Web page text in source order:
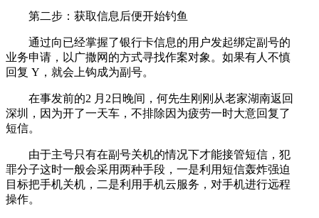
第二步：获取信息后便开始钓鱼
通过向已经掌握了银行卡信息的用户发起绑定副号的
业务申请，以广撒网的方式寻找作案对象。如果有人不慎
回复 Y，就会上钩成为副号。
在事发前的2 月2日晚间，何先生刚刚从老家湖南返回
深圳，因为开了一天车，不排除因为疲劳一时大意回复了
短信。
由于主号只有在副号关机的情况下才能接管短信，犯
罪分子这时一般会采用两种手段，一是利用短信轰炸强迫
目标把手机关机，二是利用手机云服务，对手机进行远程
操作。